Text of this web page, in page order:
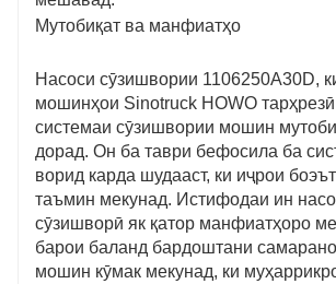
Мутобиқат ва манфиатҳо
Насоси сӯзишвории 1106250A30D,
мошинҳои Sinotruck HOWO
системаи сӯзишвории мошин
дорад. Он ба таври бефосила ба
ворид карда шудааст, ки иҷрои
таъмин мекунад. Истифодаи ин
сӯзишворӣ як қатор манфиатҳоро
барои баланд бардоштани
мошин кӯмак мекунад, ки